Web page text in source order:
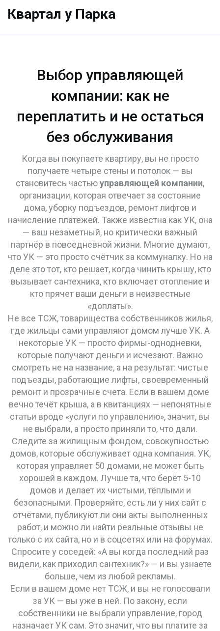
Квартал у Парка
Выбор управляющей
компании: как не
переплатить и не остаться
без обслуживания
Когда вы покупаете квартиру, вы не просто
получаете четыре стены и потолок — вы
становитесь частьюуправляющей компании,
организации, которая отвечает за состояние
дома, уборку подъездов, ремонт лифтов и
начисление платежей. Также известна какУК, она
— ваш незаметный, но критически важный
партнёр в повседневной жизни. Многие думают,
что УК — это просто счётчик за коммуналку. Но на
деле это тот, кто решает, когда чинить крышу, кто
вызывает сантехника, кто включает отопление и
кто прячет ваши деньги в неизвестные
«доплаты».
Не все ТСЖ,товарищества собственников жилья,
где жильцы сами управляют домом лучше УК. А
некоторые УК — просто фирмы-однодневки,
которые получают деньги и исчезают. Важно
смотреть не на название, а на результат: чистые
подъезды, работающие лифты, своевременный
ремонт и прозрачные счета. Если в вашем доме
вечно течёт крыша, а в квитанциях — непонятные
статьи вроде «услуги по управлению», значит, вы
не выбрали, а просто приняли то, что дали.
Следите за жилищным фондом, совокупностью
домов, которые обслуживает одна компания. УК,
которая управляет 50 домами, не может быть
хорошей в каждом. Лучше та, что берёт 5-10
домов и делает их чистыми, тёплыми и
безопасными. Проверяйте, есть ли у них сайт с
отчётами, публикуют ли они акты выполненных
работ, и можно ли найти реальные отзывы не
только с их сайта, но и в соцсетях или на форумах.
Спросите у соседей: «А вы когда последний раз
видели, как приходил сантехник?» — и вы узнаете
больше, чем из любой рекламы.
Если в вашем доме нет ТСЖ, и вы не голосовали
за УК — вы уже в ней. По закону, если
собственники не выбрали управление, город
назначает УК сам. Это значит, что вы платите за